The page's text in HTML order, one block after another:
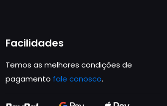
Facilidades
Temos as melhores condições de
pagamento fale conosco.